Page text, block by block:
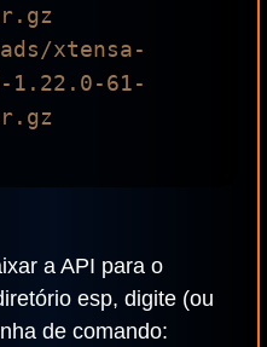
xtensa-
1.22.0-61-
a API para o
esp, digite (ou
de comando: